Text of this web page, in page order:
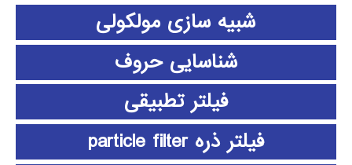
شبیه سازی مولکولی
شناسایی حروف
فیلتر تطبیقی
فیلتر ذره particle filter